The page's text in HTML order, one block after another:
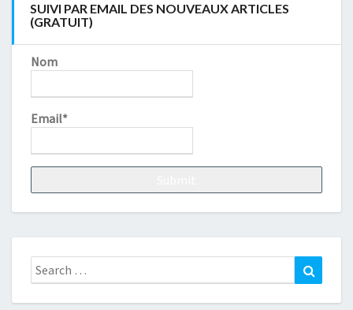
SUIVI PAR EMAIL DES NOUVEAUX ARTICLES
(GRATUIT)
Nom
Email*
Search
for: